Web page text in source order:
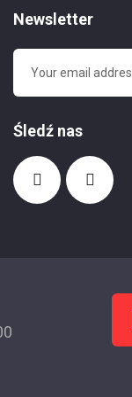
Newsletter
Śledź nas